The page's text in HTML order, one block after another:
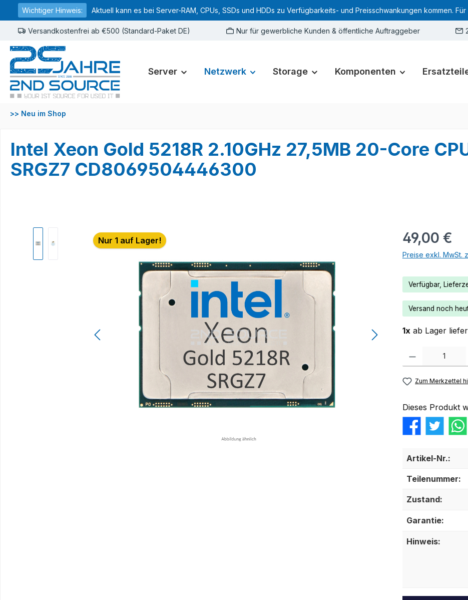
Zur Hauptnavigation springen
Wichtiger Hinweis: Aktuell kann es bei Server-RAM, CPUs, SSDs und HDDs zu Verfügbarkeits- und Preisschwankungen kommen.
Versandkostenfrei ab €500 (Standard-Paket DE) Nur für gewerbliche Kunden & öffentliche Auftraggeber
Server Netzwerk Storage Komponenten
>> Neu im Shop
Intel Xeon Gold 5218R 2.10GHz 27,5MB 20-Core
SRGZ7 CD8069504446300
Bildergalerie überspringen
Nur 1 auf Lager! 49,00 €
Preise exkl. MwSt.
Verfügbar,
Versand noch
1x ab Lager
Produkt Anzahl: Gib
Zum Merkzettel
Dieses Produkt
Artikel-Nr.:
Teilenummer:
Zustand:
Garantie:
Hinweis: